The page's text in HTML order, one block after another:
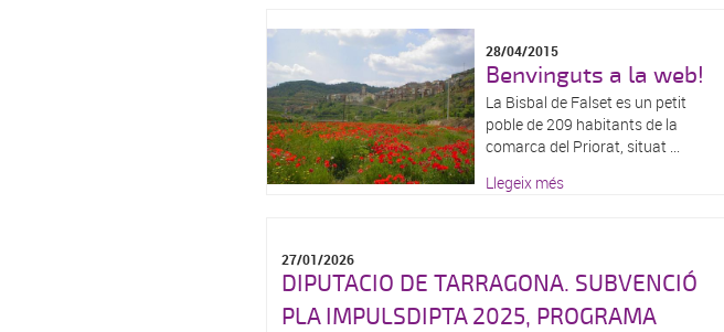
28/04/2015
Benvinguts a la web!
La Bisbal de Falset es un petit
poble de 209 habitants de la
comarca del Priorat, situat ...
Llegeix més
27/01/2026
DIPUTACIO DE TARRAGONA. SUBVENCIÓ
PLA IMPULSDIPTA 2025, PROGRAMA